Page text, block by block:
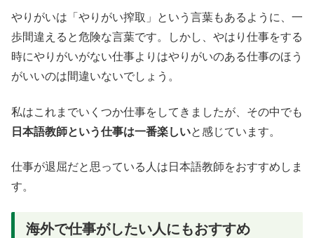
やりがいは「やりがい搾取」という言葉もあるように、一
歩間違えると危険な言葉です。しかし、やはり仕事をする
時にやりがいがない仕事よりはやりがいのある仕事のほう
がいいのは間違いないでしょう。
私はこれまでいくつか仕事をしてきましたが、その中でも
日本語教師という仕事は一番楽しいと感じています。
仕事が退屈だと思っている人は日本語教師をおすすめしま
す。
海外で仕事がしたい人にもおすすめ